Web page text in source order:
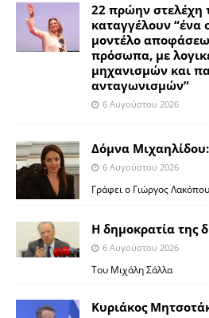
22 πρώην στελέχη
καταγγέλουν “ένα
μοντέλο
πρόσωπα, με
μηχανισμών και
ανταγωνισμών”
6 Αυγούστου 2026
Δόμνα
6 Αυγούστου 2026
Γράφει ο Γιώργος
Η δημοκρατία της
6 Αυγούστου 2026
Του Μιχάλη Σάλλα
Κυριάκος